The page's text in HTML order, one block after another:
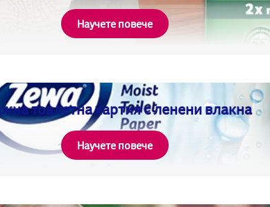
Научете повече
тоалетна хартия с ленени влакна
Научете повече